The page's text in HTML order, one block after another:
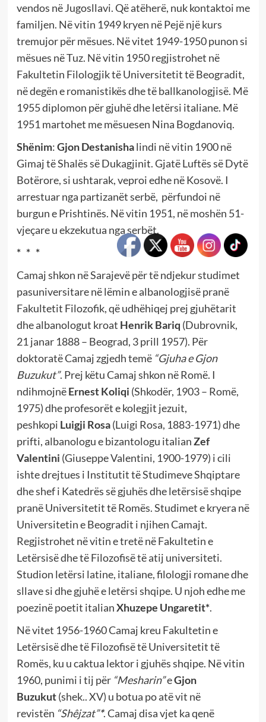
vendos në Jugosllavi. Që atëherë, nuk kontaktoi me
familjen. Në vitin 1949 kryen në Pejë një kurs
tremujor për mësues. Në vitet 1949-1950 punon si
mësues në Tuz. Në vitin 1950 regjistrohet në
Fakultetin Filologjik të Universitetit të Beogradit,
në degën e romanistikës dhe të ballkanologjisë. Më
1955 diplomon për gjuhë dhe letërsi italiane. Më
1951 martohet me mësuesen Nina Bogdanoviq.
Shënim:Gjon Destanishalindi në vitin 1900 në
Gimaj të Shalës së Dukagjinit. Gjatë Luftës së Dytë
Botërore, si ushtarak, veproi edhe në Kosovë. I
arrestuar nga partizanët serbë, përfundoi në
burgun e Prishtinës. Në vitin 1951, në moshën 51-
vjeçare u ekzekutua nga serbët.
* * *
Camaj shkon në Sarajevë për të ndjekur studimet
pasuniversitare në lëmin e albanologjisë pranë
Fakultetit Filozofik, që udhëhiqej prej gjuhëtarit
dhe albanologut kroat Henrik Bariq (Dubrovnik,
21 janar 1888 – Beograd, 3 prill 1957). Për
doktoratë Camaj zgjedh temë “Gjuha e Gjon
Buzukut”. Prej këtu Camaj shkon në Romë. I
ndihmojnëErnest Koliqi (Shkodër, 1903 – Romë,
1975) dhe profesorët e kolegjit jezuit,
peshkopi Luigji Rosa(Luigi Rosa, 1883-1971) dhe
prifti, albanologu e bizantologu italianZef
Valentini (Giuseppe Valentini, 1900-1979) i cili
ishte drejtues i Institutit të Studimeve Shqiptare
dhe shef i Katedrës së gjuhës dhe letërsisë shqipe
pranë Universitetit të Romës. Studimet e kryera në
Universitetin e Beogradit i njihen Camajt.
Regjistrohet në vitin e tretë në Fakultetin e
Letërsisë dhe të Filozofisë të atij universiteti.
Studion letërsi latine, italiane, filologji romane dhe
sllave si dhe gjuhë e letërsi shqipe. U njoh edhe me
poezinë poetit italianXhuzepe Ungaretit*.
Në vitet 1956-1960 Camaj kreu Fakultetin e
Letërsisë dhe të Filozofisë të Universitetit të
Romës, ku u caktua lektor i gjuhës shqipe. Në vitin
1960, punimi i tij për “Mesharin”eGjon
Buzukut(shek.. XV) u botua po atë vit në
revistën “Shêjzat”*. Camaj disa vjet ka qenë